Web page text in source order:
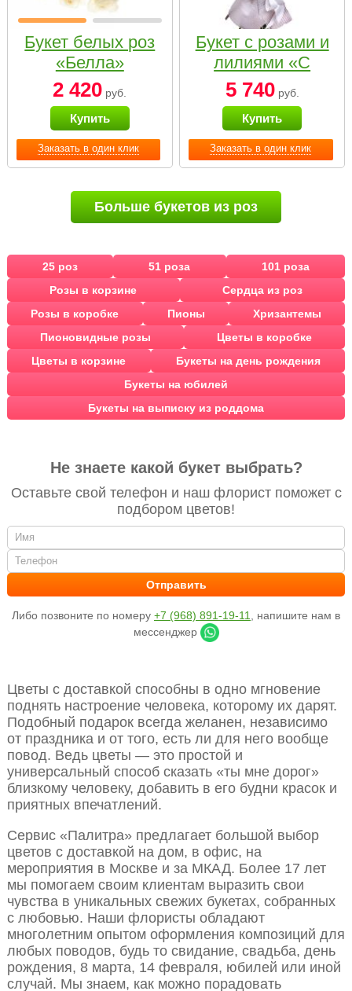
Заказать в один клик
Букет белых роз
«Белла»
2 420 руб.
Купить
Заказать в один клик
Букет с розами и
лилиями «С
наилучшими
пожеланиями»
5 740руб.
Купить
Больше букетов из роз
25 роз 51 роза
101 роза
Розы в корзине
Сердца из роз
Розы в коробке
Пионы
Хризантемы
Пионовидные розы
Цветы в коробке
Цветы в корзине
Букеты на день рождения
Букеты на юбилей
Букеты на выписку из роддома
Не знаете какой букет выбрать?
Оставьте свой телефон и наш флорист поможет с
подбором цветов!
Либо позвоните по номеру +7 (968) 891-19-11
, напишите нам в
мессенджер
Цветы с доставкой способны в одно мгновение
поднять настроение человека, которому их дарят.
Подобный подарок всегда желанен, независимо
от праздника и от того, есть ли для него вообще
повод. Ведь цветы — это простой и
универсальный способ сказать «ты мне дорог»
близкому человеку, добавить в его будни красок и
приятных впечатлений.
Сервис «Палитра» предлагает большой выбор
цветов с доставкой на дом, в офис, на
мероприятия в Москве и за МКАД. Более 17 лет
мы помогаем своим клиентам выразить свои
чувства в уникальных свежих букетах, собранных
с любовью. Наши флористы обладают
многолетним опытом оформления композиций для
любых поводов, будь то свидание, свадьба, день
рождения, 8 марта, 14 февраля, юбилей или иной
случай. Мы знаем, как можно порадовать